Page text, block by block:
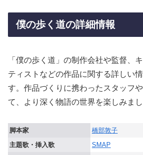
僕の歩く道の詳細情報
「僕の歩く道」の制作会社や監督、
ティストなどの作品に関する詳しい
す。作品づくりに携わったスタッフ
て、より深く物語の世界を楽しみまし
脚本家
橋部敦子
主題歌・挿入歌
SMAP